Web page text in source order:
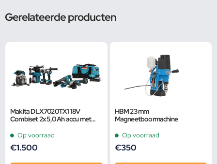
Gerelateerde producten
Makita DLX7020TX1 18V
Combiset 2x 5,0 Ah accu met
Op voorraad
€1.500
HBM 23 mm
Magneetboormachine
Op voorraad
€350